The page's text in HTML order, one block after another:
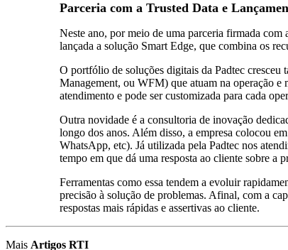
Parceria com a Trusted Data e
Neste ano, por meio de uma parceria firmada com
lançada a solução Smart Edge, que combina os
O portfólio de soluções digitais da Padtec cresceu
Management, ou WFM) que atuam na operação e
atendimento e pode ser customizada para cada
Outra novidade é a consultoria de inovação
longo dos anos. Além disso, a empresa colocou
WhatsApp, etc). Já utilizada pela Padtec nos
tempo em que dá uma resposta ao cliente sobre a
Ferramentas como essa tendem a evoluir
precisão à solução de problemas. Afinal, com a
respostas mais rápidas e assertivas ao cliente.
Mais Artigos RTI